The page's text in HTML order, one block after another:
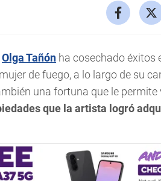
Olga Tañón ha cosechado éxitos
de fuego, a lo largo de su
una fortuna que le permite
que la artista logró